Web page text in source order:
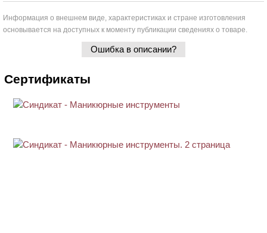
Информация о внешнем виде, характеристиках и стране изготовления
основывается на доступных к моменту публикации сведениях о товаре.
Ошибка в описании?
Сертификаты